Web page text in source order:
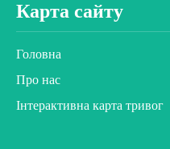
Карта сайту
Головна
Про нас
Інтерактивна карта тривог